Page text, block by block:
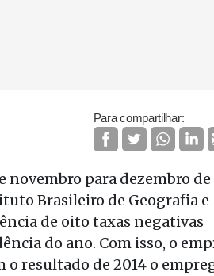
Para compartilhar:
para dezembro de
Brasileiro de Geografia e
de oito taxas negativas
do ano. Com isso, o
o resultado de 2014 o